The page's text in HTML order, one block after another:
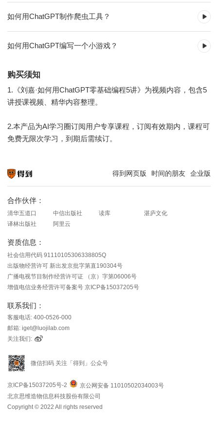
如何用ChatGPT制作爬虫工具？
如何用ChatGPT编写一个小游戏？
购买须知
1.《刘嘉·如何用ChatGPT零基础编程5讲》为视频内容，包含5
讲授课视频、精华内容整理。
2.本产品为AI学习圈订阅用户专享课程，订阅有效期内，课程可
免费无限次学习，到期后需续订。
得到网页版 时间的朋友 企业版
合作伙伴：
清华五道口 中信出版社 读库
湛庐文化
译林出版社
阿里云
资质信息：
社会信用代码 91110105306338805Q
出版物经营许可 新出发京批字第直190304号
广播电视节目制作经营许可证 （京）字第06006号
增值电信业务经营许可备案号 京ICP备15037205号
联系我们：
客服电话: 400-0526-000
邮箱: iget@luojilab.com
关注我们:
微信扫码 关注「得到」公众号
京ICP备15037205号-2
京公网安备 11010502034003号
北京思维造物信息科技股份有限公司
Copyright © 2022 All rights reserved